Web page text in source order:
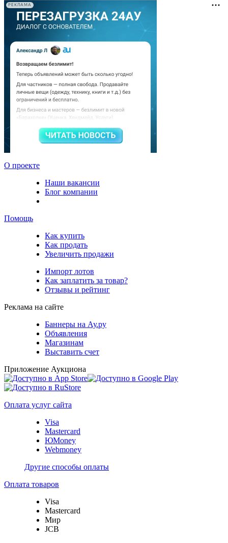
РЕКЛАМА
О проекте
Наши вакансии
Блог компании
Помощь
Как купить
Как продать
Увеличить продажи
Импорт лотов
Как заплатить за товар?
Отзывы и рейтинг
Реклама на сайте
Баннеры на Ау.ру
Объявления
Магазинам
Выставить счет
Приложение Аукциона
Оплата услуг сайта
Visa
Mastercard
ЮMoney
Webmoney
Другие способы оплаты
Оплата товаров
Visa
Mastercard
Мир
JCB